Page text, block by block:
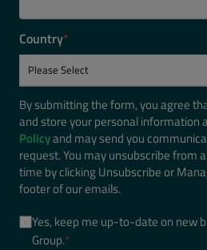
Country*
By submitting the form, you agree
and store your personal information
Policyand may send you
request. You may unsubscribe from
time by clicking Unsubscribe or
footer of our emails.
Yes, keep me up-to-date on new
Group.*